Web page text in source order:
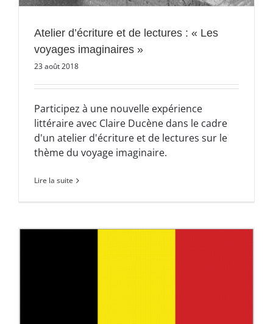
Atelier d’écriture et de lectures : « Les
voyages imaginaires »
23 août 2018
Participez à une nouvelle expérience
littéraire avec Claire Ducène dans le cadre
d'un atelier d'écriture et de lectures sur le
thème du voyage imaginaire.
Lire la suite